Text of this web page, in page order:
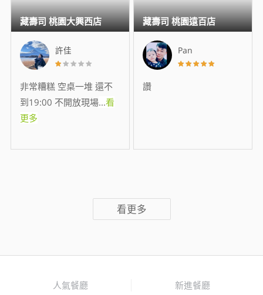
許佳
非常糟糕 空桌一堆 還不
到19:00 不開放現場...看
更多
藏壽司 桃園大興西店
Pan
讚
藏壽司 桃園遠百店
看更多
人氣餐廳 新進餐廳